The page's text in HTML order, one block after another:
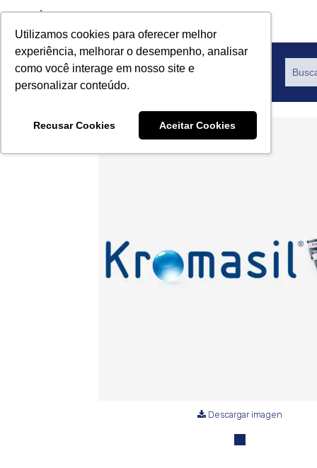
Utilizamos cookies para oferecer melhor
experiência, melhorar o desempenho, analisar
como você interage em nosso site e
personalizar conteúdo.
Recusar Cookies Aceitar Cookies
Productos
Descargar imagen